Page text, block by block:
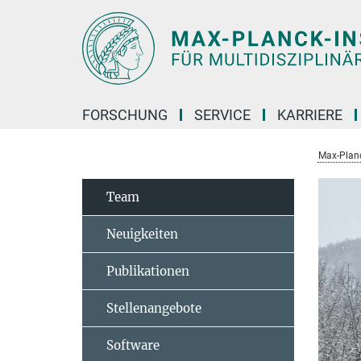
FORSCHUNG SERVICE KARRIERE
Max-
Team
Neuigkeiten
Publikationen
Stellenangebote
Software